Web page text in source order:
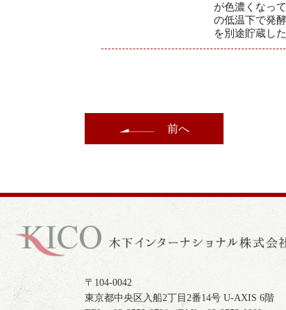
が色濃くなっ
の低温下で発
を別途貯蔵し
前へ
〒104-0042
東京都中央区入船2丁目2番14号 U-AXIS 6階